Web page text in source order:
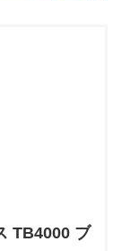
TB4000 ブ